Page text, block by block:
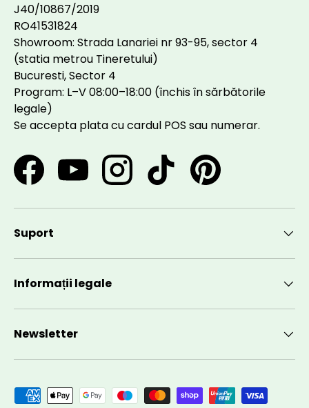
J40/10867/2019
RO41531824
Showroom: Strada Lanariei nr 93-95, sector 4
(statia metrou Tineretului)
Bucuresti, Sector 4
Program: L–V 08:00–18:00 (închis în sărbătorile
legale)
Se accepta plata cu cardul POS sau numerar.
FacebookYouTubeInstagramTikTok Pinterest
Suport
Informații legale
Newsletter
Metode de plată acceptate